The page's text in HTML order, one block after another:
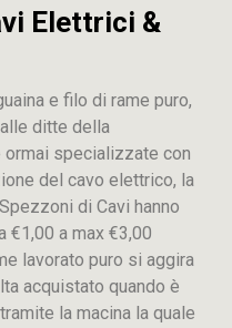
Elettrici &
e filo di rame puro,
ditte della
ormai specializzate con
del cavo elettrico, la
di Cavi hanno
€1,00 a max €3,00
lavorato puro si aggira
acquistato quando è
la macina la quale